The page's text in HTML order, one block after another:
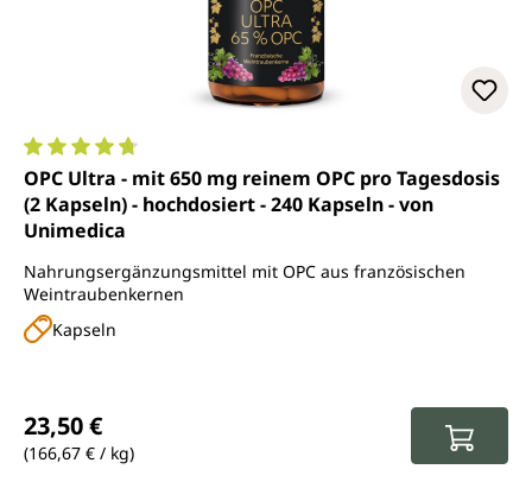
Durchschnittliche Bewertung von 4.8 von 5 Sternen
OPC Ultra - mit 650 mg reinem OPC pro Tagesdosis
(2 Kapseln) - hochdosiert - 240 Kapseln - von
Unimedica
Nahrungsergänzungsmittel mit OPC aus französischen
Weintraubenkernen
Kapseln
23,50 €
(166,67 € / kg)